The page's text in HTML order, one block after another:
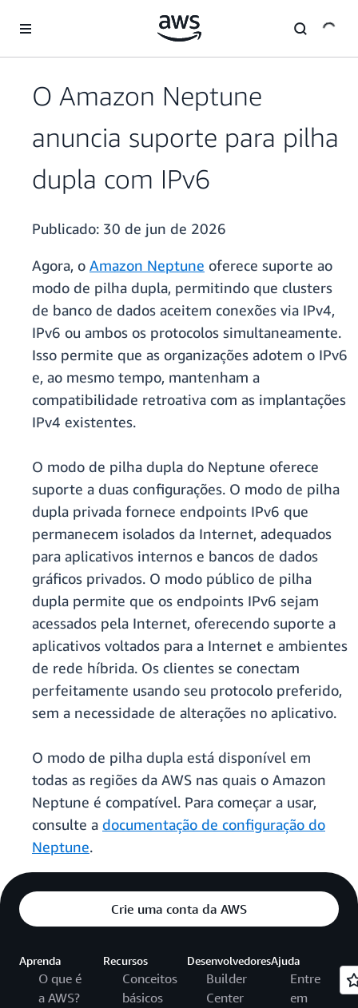
Pular para o conteúdo principal
O Amazon Neptune
anuncia suporte para pilha
dupla com IPv6
Publicado: 30 de jun de 2026
Agora, o Amazon Neptune oferece suporte ao
modo de pilha dupla, permitindo que clusters
de banco de dados aceitem conexões via IPv4,
IPv6 ou ambos os protocolos simultaneamente.
Isso permite que as organizações adotem o IPv6
e, ao mesmo tempo, mantenham a
compatibilidade retroativa com as implantações
IPv4 existentes.
O modo de pilha dupla do Neptune oferece
suporte a duas configurações. O modo de pilha
dupla privada fornece endpoints IPv6 que
permanecem isolados da Internet, adequados
para aplicativos internos e bancos de dados
gráficos privados. O modo público de pilha
dupla permite que os endpoints IPv6 sejam
acessados pela Internet, oferecendo suporte a
aplicativos voltados para a Internet e ambientes
de rede híbrida. Os clientes se conectam
perfeitamente usando seu protocolo preferido,
sem a necessidade de alterações no aplicativo.
O modo de pilha dupla está disponível em
todas as regiões da AWS nas quais o Amazon
Neptune é compatível. Para começar a usar,
consulte a documentação de configuração do
Neptune.
Crie uma conta da AWS
Aprenda
O que é
a AWS?
Recursos
Conceitos
básicos
Desenvolvedores
Builder
Center
Ajuda
Entre
em